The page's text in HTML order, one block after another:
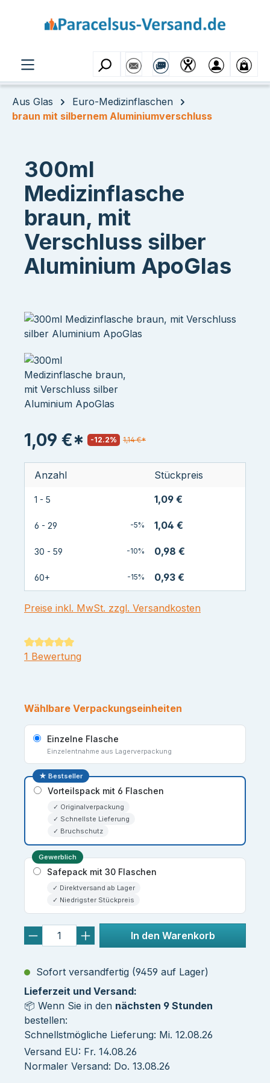
Aus Glas
Euro-Medizinflaschen
braun mit silbernem Aluminiumverschluss
300ml
Medizinflasche
braun, mit
Verschluss silber
Aluminium ApoGlas
1,09 €* -12.2% 1,14 €*
Anzahl Stückpreis
1 - 5 1,09 €
6 - 29 -5% 1,04 €
30 - 59 -10% 0,98 €
60+ -15% 0,93 €
Preise inkl. MwSt. zzgl. Versandkosten
Durchschnittliche Bewertung von 5 von 5 Sternen
1 Bewertung
Wählbare Verpackungseinheiten
Einzelne Flasche
Einzelentnahme aus Lagerverpackung
★ Bestseller
Vorteilspack mit 6 Flaschen
✓ Originalverpackung
✓ Schnellste Lieferung
✓ Bruchschutz
Gewerblich
Safepack mit 30 Flaschen
✓ Direktversand ab Lager
✓ Niedrigster Stückpreis
In den Warenkorb
Sofort versandfertig (9459 auf Lager)
Lieferzeit und Versand:
📦 Wenn Sie in den nächsten 9 Stunden
bestellen:
Schnellstmögliche Lieferung: Mi. 12.08.26
Versand EU: Fr. 14.08.26
Normaler Versand: Do. 13.08.26